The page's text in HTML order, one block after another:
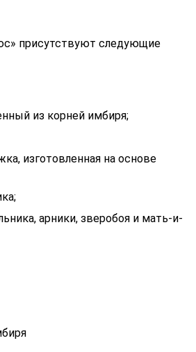
присутствуют следующие
из корней имбиря;
изготовленная на основе
арники, зверобоя и мать-и-